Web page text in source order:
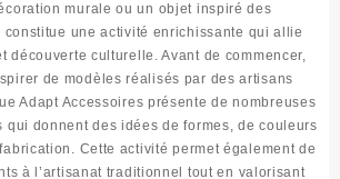
murale ou un objet inspiré des
une activité enrichissante qui allie
découverte culturelle. Avant de commencer,
de modèles réalisés par des artisans
Adapt Accessoires présente de nombreuses
qui donnent des idées de formes, de couleurs
Cette activité permet également de
à l’artisanat traditionnel tout en valorisant